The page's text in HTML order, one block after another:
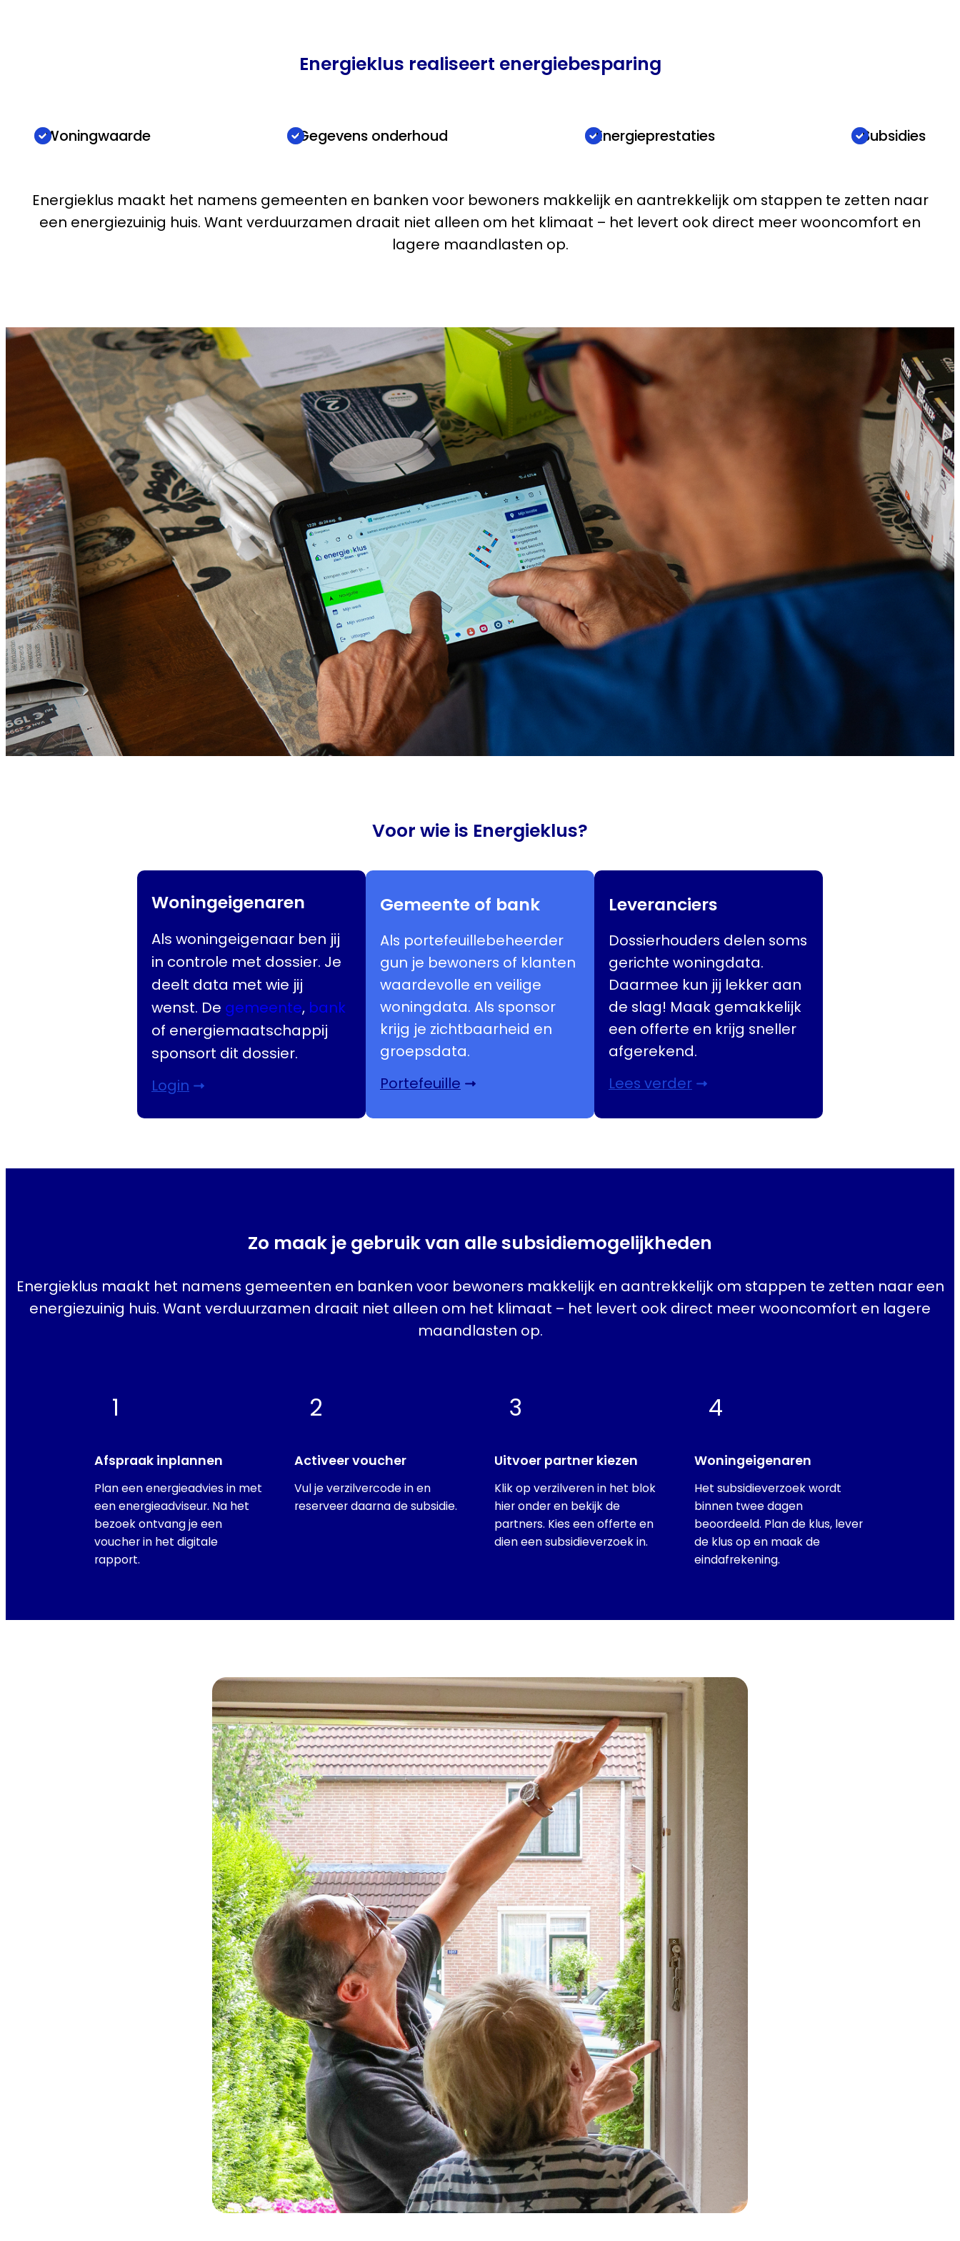
Energieklus realiseert energiebesparing
Woningwaarde Gegevens onderhoud Energieprestaties Subsidies
Energieklus maakt het namens gemeenten en banken voor bewoners makkelijk en aantrekkelijk om stappen te zetten naar
een energiezuinig huis. Want verduurzamen draait niet alleen om het klimaat – het levert ook direct meer wooncomfort en
lagere maandlasten op.
Voor wie is Energieklus?
Woningeigenaren
Als woningeigenaar ben jij
in controle met dossier. Je
deelt data met wie jij
wenst. De gemeente, bank
of energiemaatschappij
sponsort dit dossier.
Login
Gemeente of bank
Als portefeuillebeheerder
gun je bewoners of klanten
waardevolle en veilige
woningdata. Als sponsor
krijg je zichtbaarheid en
groepsdata.
Portefeuille
Leveranciers
Dossierhouders delen soms
gerichte woningdata.
Daarmee kun jij lekker aan
de slag! Maak gemakkelijk
een offerte en krijg sneller
afgerekend.
Lees verder
Zo maak je gebruik van alle subsidiemogelijkheden
Energieklus maakt het namens gemeenten en banken voor bewoners makkelijk en aantrekkelijk om stappen te zetten naar een
energiezuinig huis. Want verduurzamen draait niet alleen om het klimaat – het levert ook direct meer wooncomfort en lagere
maandlasten op.
1
Afspraak inplannen
Plan een energieadvies in met
een energieadviseur. Na het
bezoek ontvang je een
voucher in het digitale
rapport.
2
Activeer voucher
Vul je verzilvercode in en
reserveer daarna de subsidie.
3
Uitvoer partner kiezen
Klik op verzilveren in het blok
hier onder en bekijk de
partners. Kies een offerte en
dien een subsidieverzoek in.
4
Woningeigenaren
Het subsidieverzoek wordt
binnen twee dagen
beoordeeld. Plan de klus, lever
de klus op en maak de
eindafrekening.